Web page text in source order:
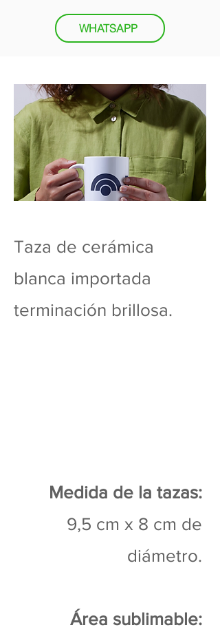
WHATSAPP
Taza de cerámica
blanca importada
terminación brillosa.
Medida de la tazas:
9,5 cm x 8 cm de
diámetro.
Área sublimable: